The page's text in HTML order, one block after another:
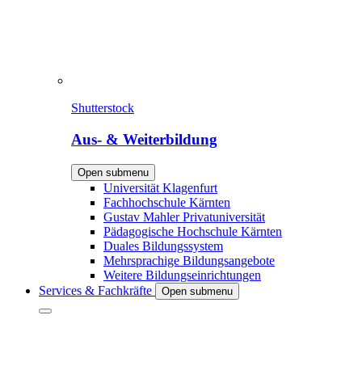
Shutterstock
Aus- & Weiterbildung
Open submenu
Universität Klagenfurt
Fachhochschule Kärnten
Gustav Mahler Privatuniversität
Pädagogische Hochschule Kärnten
Duales Bildungssystem
Mehrsprachige Bildungsangebote
Weitere Bildungseinrichtungen
Services & Fachkräfte
Open submenu